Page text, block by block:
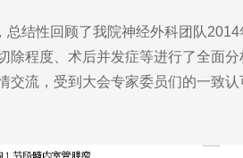
性回顾了我院神经外科团队
程度、术后并发症等进行了全面
流，受到大会专家委员们的一致